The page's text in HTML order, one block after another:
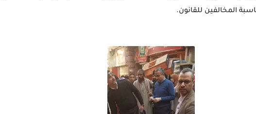
المخالفين للقانون.